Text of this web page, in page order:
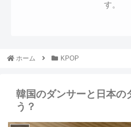
す。
ホーム KPOP
韓国のダンサーと日本の
う？